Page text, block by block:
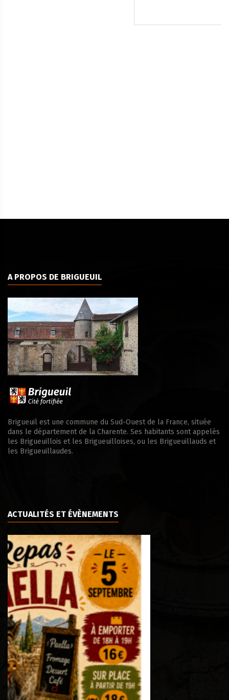
A PROPOS DE BRIGUEUIL
Brigueuil est une commune du Sud-Ouest de la France, située
dans le département de la Charente. Ses habitants sont appelés
les Brigueuillois et les Brigueuilloises, ou les Brigueuillauds et
les Brigueuillaudes.
ACTUALITÉS ET ÉVÈNEMENTS